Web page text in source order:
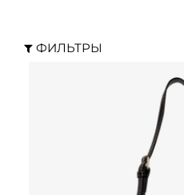
ФИЛЬТРЫ